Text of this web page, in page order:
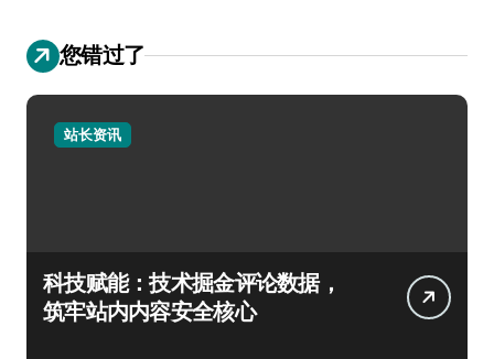
您错过了
站长资讯
科技赋能：技术掘金评论数据，
筑牢站内内容安全核心